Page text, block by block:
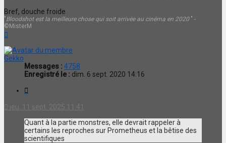
Bref, douche froide
"Bloodshot est la meilleure chose qui soit arrivée au cinéma en 2020 " -
©MisterM
Gekko
Messages : 4758
Enregistré le : dim. 6 sept. 2020 14:16
jeu. 11 sept. 2025 11:41
Quant à la partie monstres, elle devrait rappeler à
certains les reproches sur Prometheus et la bêtise des
scientifiques